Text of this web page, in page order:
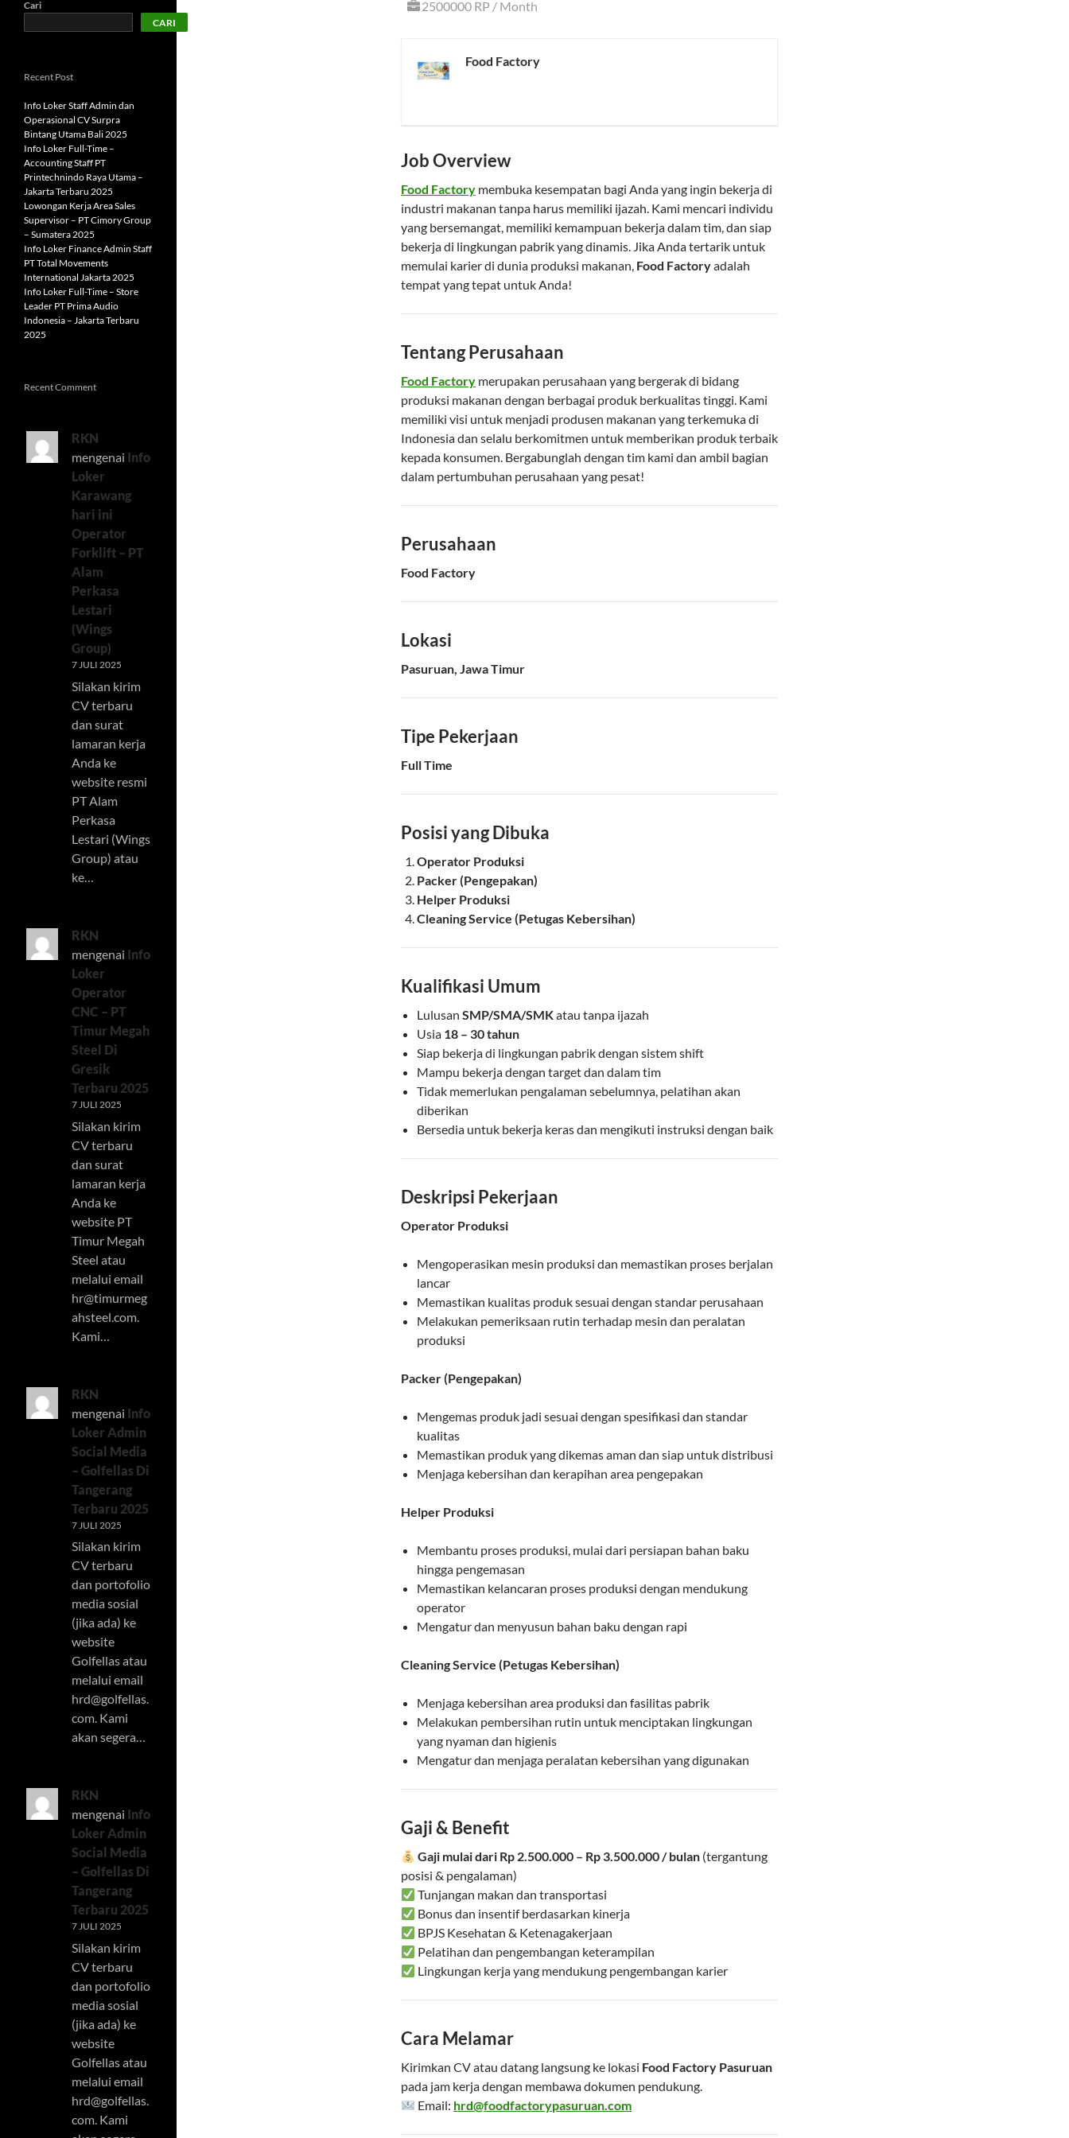
2500000 RP / Month
Food Factory
Job Overview
Food Factory membuka kesempatan bagi Anda yang ingin bekerja di
industri makanan tanpa harus memiliki ijazah. Kami mencari individu
yang bersemangat, memiliki kemampuan bekerja dalam tim, dan siap
bekerja di lingkungan pabrik yang dinamis. Jika Anda tertarik untuk
memulai karier di dunia produksi makanan, Food Factoryadalah
tempat yang tepat untuk Anda!
Tentang Perusahaan
Food Factory merupakan perusahaan yang bergerak di bidang
produksi makanan dengan berbagai produk berkualitas tinggi. Kami
memiliki visi untuk menjadi produsen makanan yang terkemuka di
Indonesia dan selalu berkomitmen untuk memberikan produk terbaik
kepada konsumen. Bergabunglah dengan tim kami dan ambil bagian
dalam pertumbuhan perusahaan yang pesat!
Perusahaan
Food Factory
Lokasi
Pasuruan, Jawa Timur
Tipe Pekerjaan
Full Time
Posisi yang Dibuka
Operator Produksi
Packer (Pengepakan)
Helper Produksi
Cleaning Service (Petugas Kebersihan)
Kualifikasi Umum
Lulusan SMP/SMA/SMKatau tanpa ijazah
Usia 18 – 30 tahun
Siap bekerja di lingkungan pabrik dengan sistem shift
Mampu bekerja dengan target dan dalam tim
Tidak memerlukan pengalaman sebelumnya, pelatihan akan
diberikan
Bersedia untuk bekerja keras dan mengikuti instruksi dengan baik
Deskripsi Pekerjaan
Operator Produksi
Mengoperasikan mesin produksi dan memastikan proses berjalan
lancar
Memastikan kualitas produk sesuai dengan standar perusahaan
Melakukan pemeriksaan rutin terhadap mesin dan peralatan
produksi
Packer (Pengepakan)
Mengemas produk jadi sesuai dengan spesifikasi dan standar
kualitas
Memastikan produk yang dikemas aman dan siap untuk distribusi
Menjaga kebersihan dan kerapihan area pengepakan
Helper Produksi
Membantu proses produksi, mulai dari persiapan bahan baku
hingga pengemasan
Memastikan kelancaran proses produksi dengan mendukung
operator
Mengatur dan menyusun bahan baku dengan rapi
Cleaning Service (Petugas Kebersihan)
Menjaga kebersihan area produksi dan fasilitas pabrik
Melakukan pembersihan rutin untuk menciptakan lingkungan
yang nyaman dan higienis
Mengatur dan menjaga peralatan kebersihan yang digunakan
Gaji & Benefit
Gaji mulai dari Rp 2.500.000 – Rp 3.500.000 / bulan (tergantung
posisi & pengalaman)
Tunjangan makan dan transportasi
Bonus dan insentif berdasarkan kinerja
BPJS Kesehatan & Ketenagakerjaan
Pelatihan dan pengembangan keterampilan
Lingkungan kerja yang mendukung pengembangan karier
Cara Melamar
Kirimkan CV atau datang langsung ke lokasi Food Factory Pasuruan
pada jam kerja dengan membawa dokumen pendukung.
Email: hrd@foodfactorypasuruan.com
Cari
CARI
Recent Post
Info Loker Staff Admin dan
Operasional CV Surpra
Bintang Utama Bali 2025
Info Loker Full-Time –
Accounting Staff PT
Printechnindo Raya Utama –
Jakarta Terbaru 2025
Lowongan Kerja Area Sales
Supervisor – PT Cimory Group
– Sumatera 2025
Info Loker Finance Admin Staff
PT Total Movements
International Jakarta 2025
Info Loker Full-Time – Store
Leader PT Prima Audio
Indonesia – Jakarta Terbaru
2025
Recent Comment
RKN
mengenai Info
Loker
Karawang
hari ini
Operator
Forklift – PT
Alam
Perkasa
Lestari
(Wings
Group)
7 JULI 2025
Silakan kirim
CV terbaru
dan surat
lamaran kerja
Anda ke
website resmi
PT Alam
Perkasa
Lestari (Wings
Group) atau
ke…
RKN
mengenai Info
Loker
Operator
CNC – PT
Timur Megah
Steel Di
Gresik
Terbaru 2025
7 JULI 2025
Silakan kirim
CV terbaru
dan surat
lamaran kerja
Anda ke
website PT
Timur Megah
Steel atau
melalui email
hr@timurmeg
ahsteel.com
Kami…
RKN
mengenai Info
Loker Admin
Social Media
– Golfellas Di
Tangerang
Terbaru 2025
7 JULI 2025
Silakan kirim
CV terbaru
dan portofolio
media sosial
(jika ada) ke
website
Golfellas atau
melalui email
hrd@golfellas.
com. Kami
akan segera…
RKN
mengenai Info
Loker Admin
Social Media
– Golfellas Di
Tangerang
Terbaru 2025
7 JULI 2025
Silakan kirim
CV terbaru
dan portofolio
media sosial
(jika ada) ke
website
Golfellas atau
melalui email
hrd@golfellas.
com. Kami